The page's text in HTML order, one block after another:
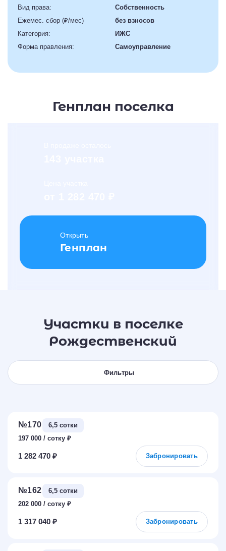
Вид права:
Собственность
Ежемес. сбор (₽/мес)
без взносов
Категория:
ИЖС
Форма правления:
Самоуправление
Генплан поселка
Открыть
Генплан
Участки в поселке
Рождественский
Фильтры
№170
6,5 сотки
197 000
₽
1 282 470 ₽ Забронировать
№162
6,5 сотки
202 000
₽
1 317 040 ₽ Забронировать